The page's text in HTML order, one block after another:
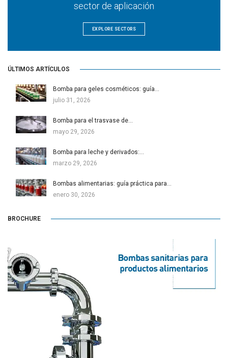
sector de aplicación
EXPLORE SECTORS
ÚLTIMOS ARTÍCULOS
Bomba para geles cosméticos: guía…
julio 31, 2026
Bomba para el trasvase de…
mayo 29, 2026
Bomba para leche y derivados:…
marzo 29, 2026
Bombas alimentarias: guía práctica para…
enero 30, 2026
BROCHURE